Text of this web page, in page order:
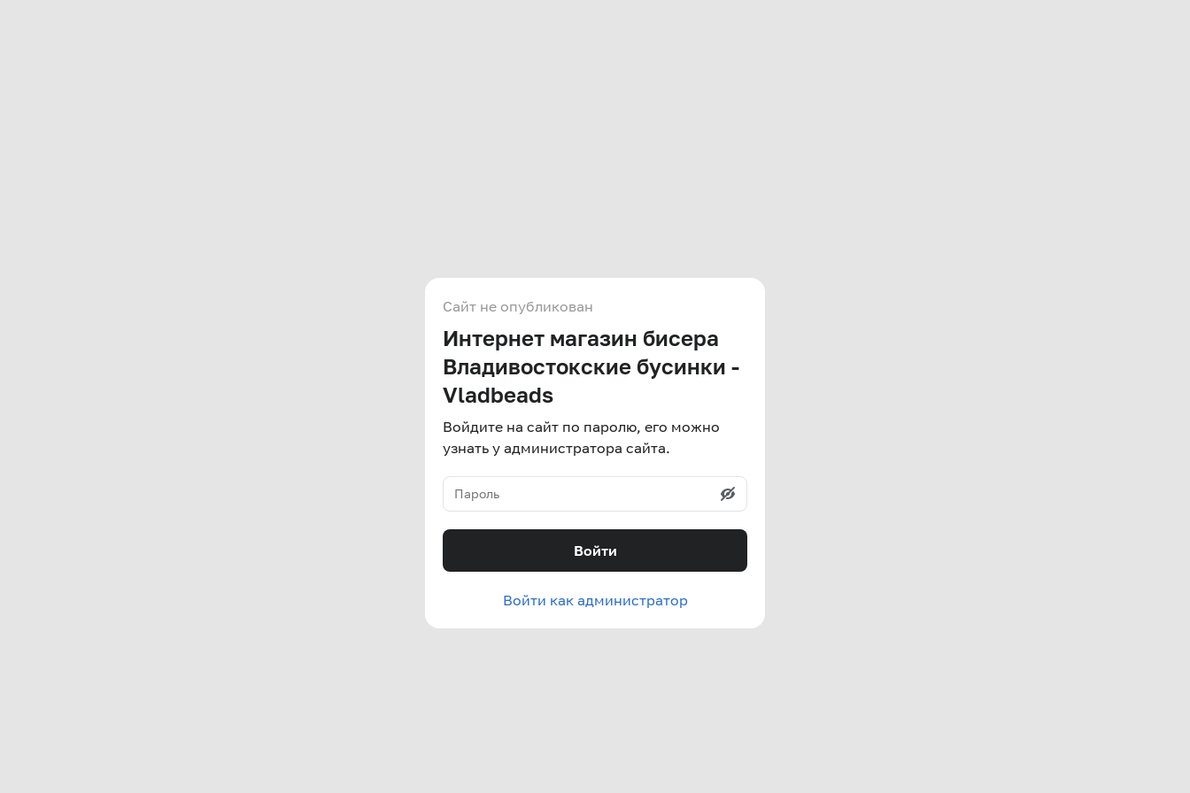
Сайт не опубликован
Интернет магазин бисера
Владивостокские бусинки -
Vladbeads
Войдите на сайт по паролю, его можно
узнать у администратора сайта.
Войти
Войти как администратор